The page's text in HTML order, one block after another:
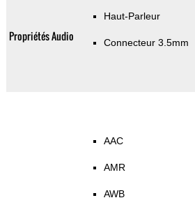
Propriétés Audio
Haut-Parleur
Connecteur 3.5mm
AAC
AMR
AWB